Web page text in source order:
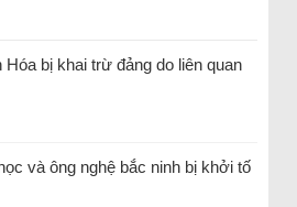
bị khai trừ đảng do liên quan
và ông nghệ bắc ninh bị khởi tố